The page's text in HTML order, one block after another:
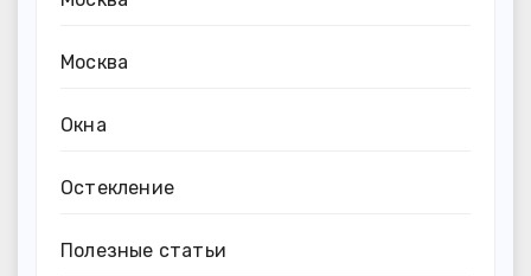
Москва
Окна
Остекление
Полезные статьи